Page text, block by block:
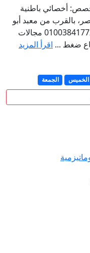
أخصائي باطنية
بالقرب من معبد أبو
سمبل للحجز والاستفسار: رقم الهاتف: 01003841772 مجالات
ضغط ... اقرأ المزيد
الخميس الجمعة